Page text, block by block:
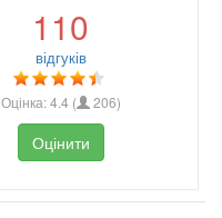
110
відгуків
Оцінка:4.4 ( 206)
Оцінити